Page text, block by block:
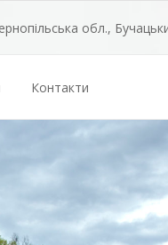
обл.,
Контакти